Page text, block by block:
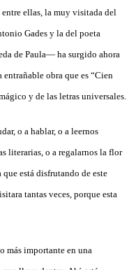
ellas, la muy visitada del
Gades y la del poeta
de Paula— ha surgido ahora
obra que es “Cien
y de las letras universales.
o a hablar, o a leernos
literarias, o a regalarnos la flor
está disfrutando de este
tantas veces, porque esta
más importante en una